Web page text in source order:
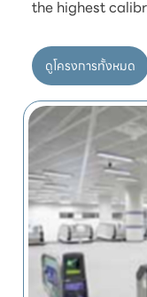
ดูโครงการทั้งหมด